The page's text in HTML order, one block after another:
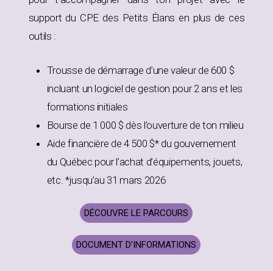
support du CPE des Petits Élans en plus de ces
outils :
Trousse de démarrage d’une valeur de 600 $
incluant un logiciel de gestion pour 2 ans et les
formations initiales
Bourse de 1 000 $ dès l’ouverture de ton milieu
Aide financière de 4 500 $* du gouvernement
du Québec pour l’achat d’équipements, jouets,
etc. *jusqu’au 31 mars 2026
DÉCOUVRE LE PARCOURS
DOCUMENT D’INFORMATIONS